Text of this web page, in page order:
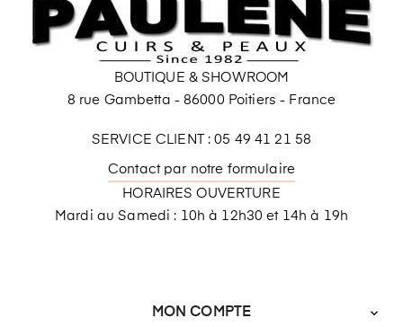
BOUTIQUE & SHOWROOM
8 rue Gambetta - 86000 Poitiers - France
SERVICE CLIENT : 05 49 41 21 58
Contact par notre formulaire
HORAIRES OUVERTURE
Mardi au Samedi : 10h à 12h30 et 14h à 19h
MON COMPTE 